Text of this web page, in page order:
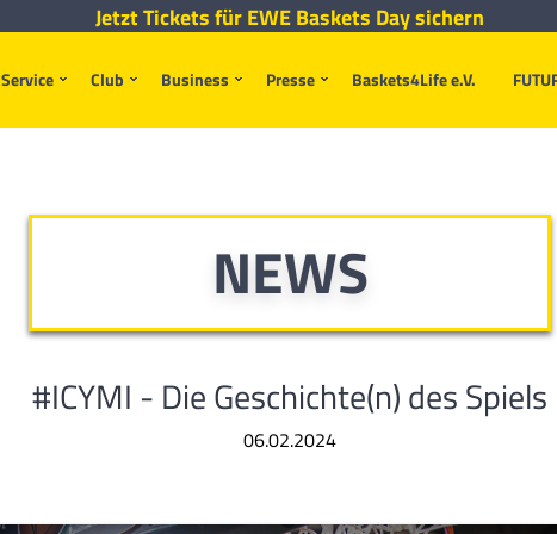
Service Club Business Presse Baskets4Life e.V.
Jetzt Tickets für EWE Baskets Day sichern
NEWS
#ICYMI - Die Geschichte(n) des Spiels
06.02.2024